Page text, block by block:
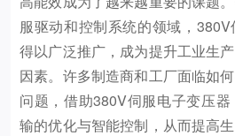
服驱动和控制系统的领域，
得以广泛推广，成为提升工业生
因素。许多制造商和工厂面临如
问题，借助380V伺服电子变压
输的优化与智能控制，从而提高